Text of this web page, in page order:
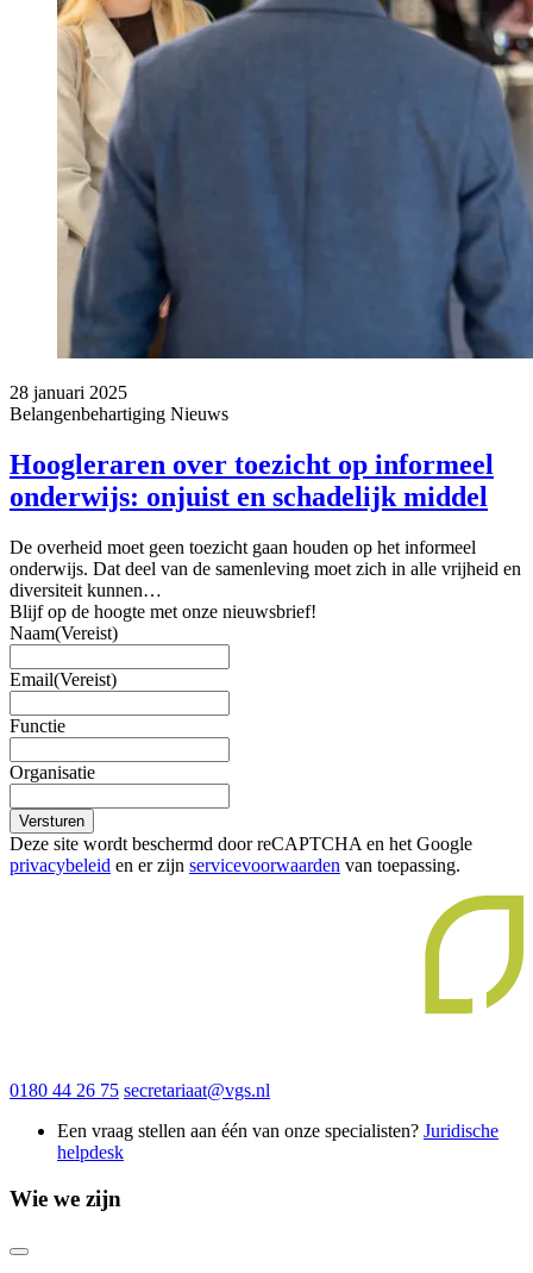
28 januari 2025
Belangenbehartiging Nieuws
Hoogleraren over toezicht op informeel
onderwijs: onjuist en schadelijk middel
De overheid moet geen toezicht gaan houden op het informeel
onderwijs. Dat deel van de samenleving moet zich in alle vrijheid en
diversiteit kunnen…
Blijf op de hoogte met onze nieuwsbrief!
Naam(Vereist)
Email(Vereist)
Functie
Organisatie
Versturen
Deze site wordt beschermd door reCAPTCHA en het Google
privacybeleid en er zijn servicevoorwaarden van toepassing.
0180 44 26 75 secretariaat@vgs.nl
Een vraag stellen aan één van onze specialisten? Juridische
helpdesk
Wie we zijn